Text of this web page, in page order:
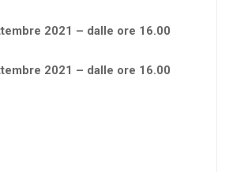
2021 – dalle ore 16.00
2021 – dalle ore 16.00